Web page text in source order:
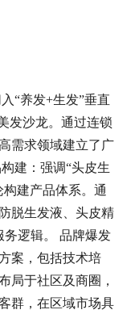
“养发+生发”垂直
发沙龙。通过连锁
需求领域建立了广
建：强调“头皮生
建产品体系。通
脱生发液、头皮精
务逻辑。 品牌爆发
案，包括技术培
局于社区及商圈，
群，在区域市场具